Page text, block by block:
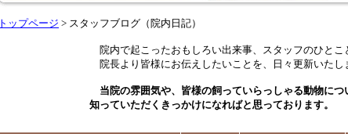
トップページ > スタッフブログ（院内日記）
院内で起こったおもしろい出来事、スタッフのひとこと
院長より皆様にお伝えしたいことを、日々更新いたしま
当院の雰囲気や、皆様の飼っていらっしゃる動物につ
知っていただくきっかけになればと思っております。